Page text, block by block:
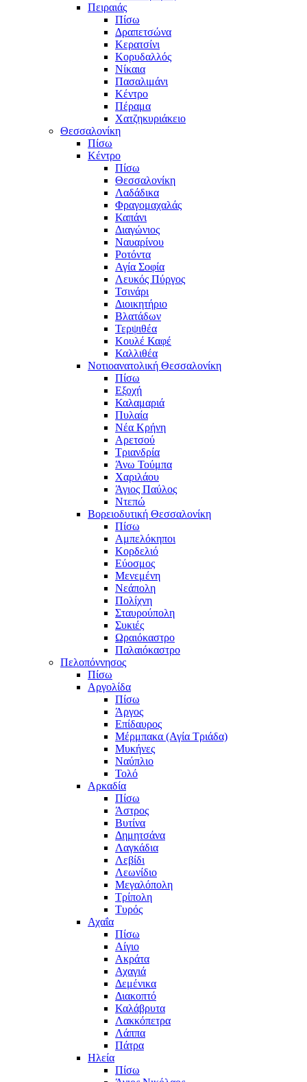
Πειραιάς
Πίσω
Δραπετσώνα
Κερατσίνι
Κορυδαλλός
Νίκαια
Πασαλιμάνι
Κέντρο
Πέραμα
Χατζηκυριάκειο
Θεσσαλονίκη
Πίσω
Κέντρο
Πίσω
Θεσσαλονίκη
Λαδάδικα
Φραγομαχαλάς
Καπάνι
Διαγώνιος
Ναυαρίνου
Ροτόντα
Αγία Σοφία
Λευκός Πύργος
Τσινάρι
Διοικητήριο
Βλατάδων
Τερψιθέα
Κουλέ Καφέ
Καλλιθέα
Νοτιοανατολική Θεσσαλονίκη
Πίσω
Εξοχή
Καλαμαριά
Πυλαία
Νέα Κρήνη
Αρετσού
Τριανδρία
Άνω Τούμπα
Χαριλάου
Άγιος Παύλος
Ντεπώ
Βορειοδυτική Θεσσαλονίκη
Πίσω
Αμπελόκηποι
Κορδελιό
Εύοσμος
Μενεμένη
Νεάπολη
Πολίχνη
Σταυρούπολη
Συκιές
Ωραιόκαστρο
Παλαιόκαστρο
Πελοπόννησος
Πίσω
Αργολίδα
Πίσω
Άργος
Επίδαυρος
Μέρμπακα (Αγία Τριάδα)
Μυκήνες
Ναύπλιο
Τολό
Αρκαδία
Πίσω
Άστρος
Βυτίνα
Δημητσάνα
Λαγκάδια
Λεβίδι
Λεωνίδιο
Μεγαλόπολη
Τρίπολη
Τυρός
Αχαΐα
Πίσω
Αίγιο
Ακράτα
Αχαγιά
Δεμένικα
Διακοπτό
Καλάβρυτα
Λακκόπετρα
Λάππα
Πάτρα
Ηλεία
Πίσω